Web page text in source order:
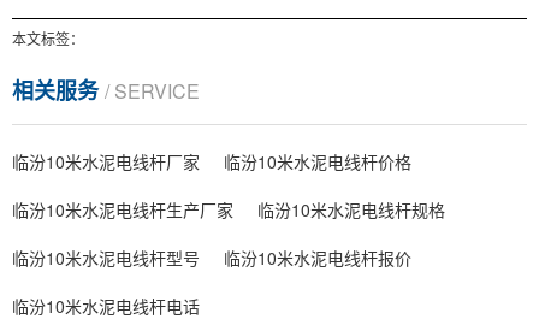
本文标签：
相关服务/ SERVICE
临汾10米水泥电线杆厂家
临汾10米水泥电线杆价格
临汾10米水泥电线杆生产厂家
临汾10米水泥电线杆规格
临汾10米水泥电线杆型号
临汾10米水泥电线杆报价
临汾10米水泥电线杆电话